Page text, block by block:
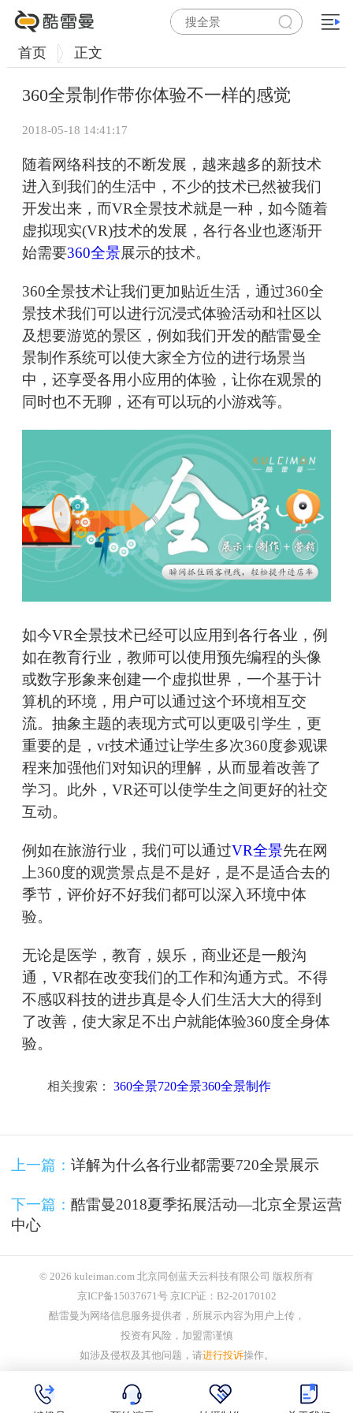
首页 正文
360全景制作带你体验不一样的感觉
2018-05-18 14:41:17
随着网络科技的不断发展，越来越多的新技术
进入到我们的生活中，不少的技术已然被我们
开发出来，而VR全景技术就是一种，如今随着
虚拟现实(VR)技术的发展，各行各业也逐渐开
始需要360全景展示的技术。
360全景技术让我们更加贴近生活，通过360全
景技术我们可以进行沉浸式体验活动和社区以
及想要游览的景区，例如我们开发的酷雷曼全
景制作系统可以使大家全方位的进行场景当
中，还享受各用小应用的体验，让你在观景的
同时也不无聊，还有可以玩的小游戏等。
如今VR全景技术已经可以应用到各行各业，例
如在教育行业，教师可以使用预先编程的头像
或数字形象来创建一个虚拟世界，一个基于计
算机的环境，用户可以通过这个环境相互交
流。抽象主题的表现方式可以更吸引学生，更
重要的是，vr技术通过让学生多次360度参观课
程来加强他们对知识的理解，从而显着改善了
学习。此外，VR还可以使学生之间更好的社交
互动。
例如在旅游行业，我们可以通过VR全景先在网
上360度的观赏景点是不是好，是不是适合去的
季节，评价好不好我们都可以深入环境中体
验。
无论是医学，教育，娱乐，商业还是一般沟
通，VR都在改变我们的工作和沟通方式。不得
不感叹科技的进步真是令人们生活大大的得到
了改善，使大家足不出户就能体验360度全身体
验。
相关搜索： 360全景720全景360全景制作
上一篇： 详解为什么各行业都需要720全景展示
下一篇： 酷雷曼2018夏季拓展活动—北京全景运营
中心
© 2026 kuleiman.com 北京同创蓝天云科技有限公司 版权所有
京ICP备15037671号 京ICP证：B2-20170102
酷雷曼为网络信息服务提供者，所展示内容为用户上传，
投资有风险，加盟需谨慎
如涉及侵权及其他问题，请进行投诉操作。